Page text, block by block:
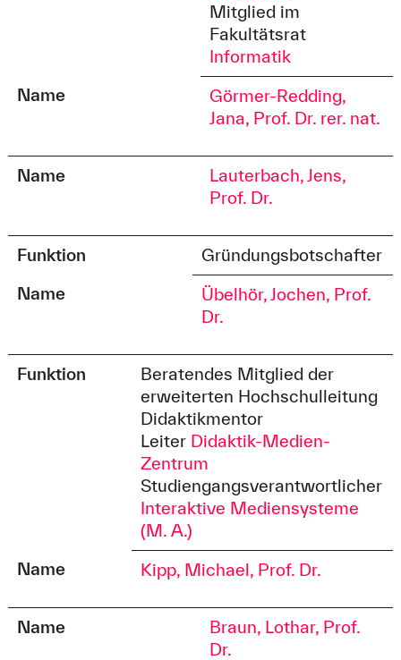
Mitglied im
Fakultätsrat
Informatik
Name
Görmer-Redding,
Jana, Prof. Dr. rer. nat.
Name
Lauterbach, Jens,
Prof. Dr.
Funktion
Gründungsbotschafter
Name
Übelhör, Jochen, Prof.
Dr.
Funktion
Beratendes Mitglied der
erweiterten Hochschulleitung
Didaktikmentor
Leiter Didaktik-Medien-
Zentrum
Studiengangsverantwortlicher
Interaktive Mediensysteme
(M. A.)
Name
Kipp, Michael, Prof. Dr.
Name
Braun, Lothar, Prof.
Dr.